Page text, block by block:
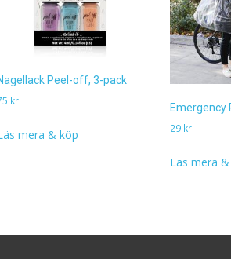
Peel-off, 3-pack
kr
mera & köp
Emergency
29 kr
Läs mera